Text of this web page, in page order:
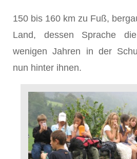
150 bis 160 km zu Fuß,
Land, dessen Sprache
wenigen Jahren in der
nun hinter ihnen.